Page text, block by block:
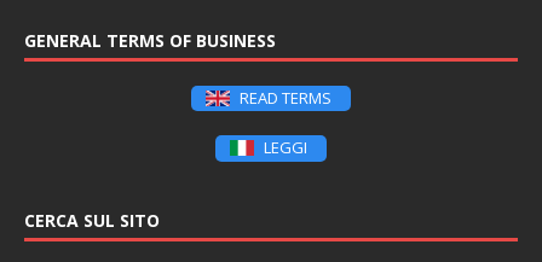
GENERAL TERMS OF BUSINESS
READ TERMS
LEGGI
CERCA SUL SITO